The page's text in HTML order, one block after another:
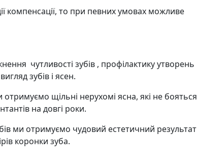
компенсації, то при певних умовах можливе
чутливості зубів , профілактику утворень
зубів і ясен.
щільні нерухомі ясна, які не бояться
на довгі роки.
ми отримуємо чудовий естетичний результат
коронки зуба.